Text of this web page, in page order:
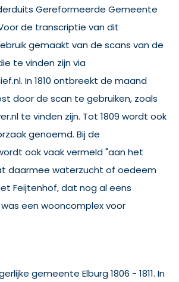
Gereformeerde Gemeente
Voor de transcriptie van dit
gemaakt van de scans van de
te vinden zijn via
In 1810 ontbreekt de maand
door de scan te gebruiken, zoals
te vinden zijn. Tot 1809 wordt ook
genoemd. Bij de
ook vaak vermeld "aan het
daarmee waterzucht of oedeem
Feijtenhof, dat nog al eens
een wooncomplex voor
gemeente Elburg 1806 - 1811. In